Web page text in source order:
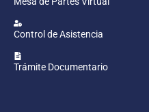
Control de Asistencia
Trámite Documentario